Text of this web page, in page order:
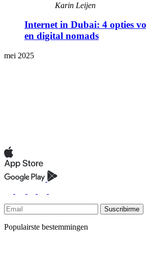
Karin Leijen
Internet in Dubai: 4 opties
en digital nomads
mei 2025
Suscribirme
Populairste bestemmingen